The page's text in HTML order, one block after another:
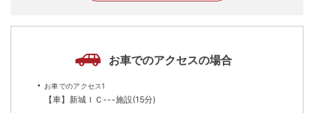
お車でのアクセスの場合
お車でのアクセス1
【車】新城ＩＣ---施設(15分)